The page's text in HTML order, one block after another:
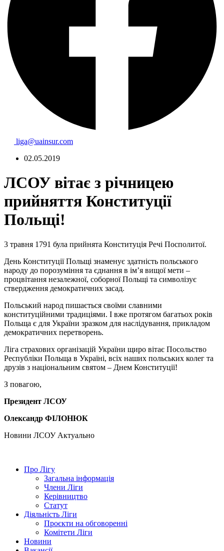
liga@uainsur.com
02.05.2019
ЛСОУ вітає з річницею
прийняття Конституції
Польщі!
3 травня 1791 була прийнята Конституція Речі Посполитої.
День Конституції Польщі знаменує здатність польського
народу до порозуміння та єднання в ім’я вищої мети –
процвітання незалежної, соборної Польщі та символізує
ствердження демократичних засад.
Польський народ пишається своїми славними
конституційними традиціями. І вже протягом багатьох років
Польща є для України зразком для наслідування, прикладом
демократичних перетворень.
Ліга страхових організацій України щиро вітає Посольство
Республіки Польща в Україні, всіх наших польських колег та
друзів з національним святом – Днем Конституції!
З повагою,
Президент ЛСОУ
Олександр ФІЛОНЮК
Hовини ЛСОУ Актуально
Про Лігу
Загальна інформація
Члени Ліги
Керівництво
Статут
Діяльність Ліги
Проєкти на обговоренні
Комітети Ліги
Новини